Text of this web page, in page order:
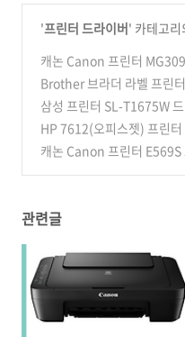
'프린터 드라이버' 카테고리
캐논 Canon 프린터
다운로드
(0)
Brother 브라더 라벨 프린
버 설치 다운로드 (5)
삼성 프린터 SL-T1675W
드
(0)
HP 7612(오피스젯) 프린
로드
(0)
캐논 Canon 프린터 E569S
관련글